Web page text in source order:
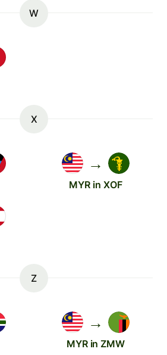
W
X
→
MYR in XOF
Z
→
MYR in ZMW